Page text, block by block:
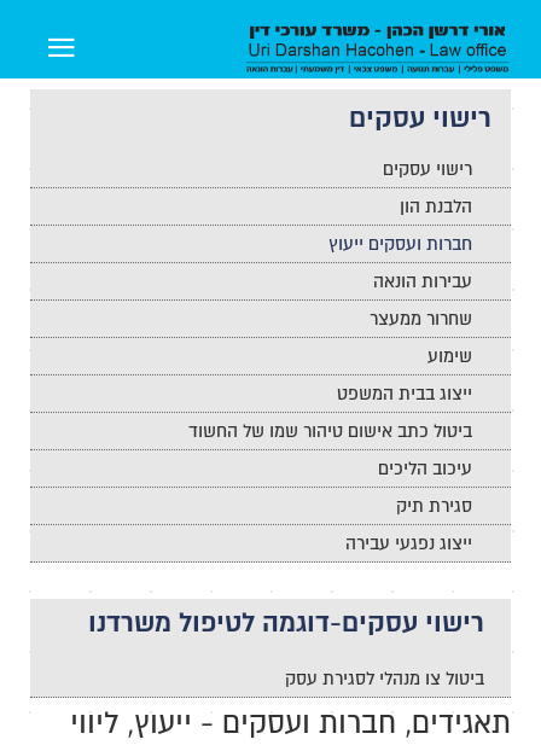
תאגידים, חברות ועסקים - ייעוץ, ליווי
רישוי עסקים
רישוי עסקים
הלבנת הון
חברות ועסקים ייעוץ
עבירות הונאה
שחרור ממעצר
שימוע
ייצוג בבית המשפט
ביטול כתב אישום טיהור שמו של החשוד
עיכוב הליכים
סגירת תיק
ייצוג נפגעי עבירה
רישוי עסקים-דוגמה לטיפול משרדנו
ביטול צו מנהלי לסגירת עסק